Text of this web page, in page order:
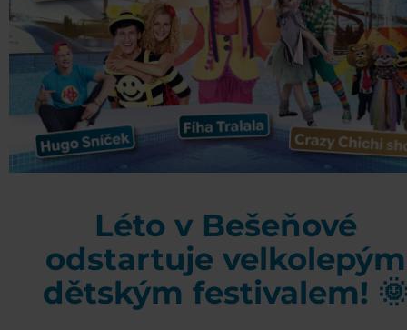
Léto v Bešeňové
odstartuje velkolepým
dětským festivalem!